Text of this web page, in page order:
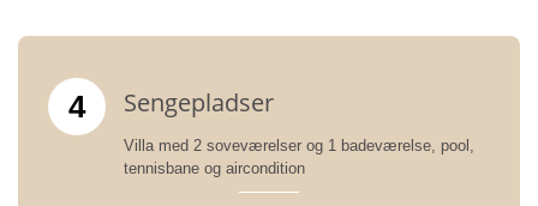
4 Sengepladser
Villa med 2 soveværelser og 1 badeværelse, pool,
tennisbane og aircondition